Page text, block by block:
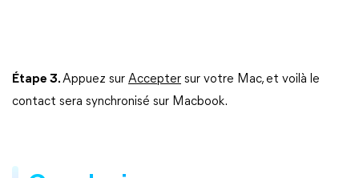
Étape 3.Appuez sur Accepter sur votre Mac, et voilà le
contact sera synchronisé sur Macbook.